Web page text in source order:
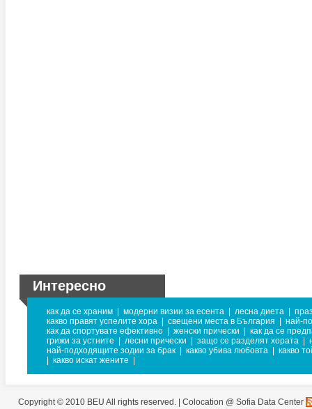
Интересно
как да се храним модерни визии за есента лесна диета
какво правят успелите хора
свещени места в България
най-
как да спортувате ефективно
женски прически
как да се
грижи за устните
лесни прически защо се разделят хората
най-подходящите зодии за брак
какво убива любовта
какво
какво искат жените
Copyright © 2010 BEU All rights reserved. | Colocation @ Sofia Data Center